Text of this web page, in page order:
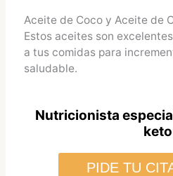
Aceite de Coco y Aceite de
Estos aceites son
a tus comidas para
saludable.
Nutricionista
keto
PIDE TU